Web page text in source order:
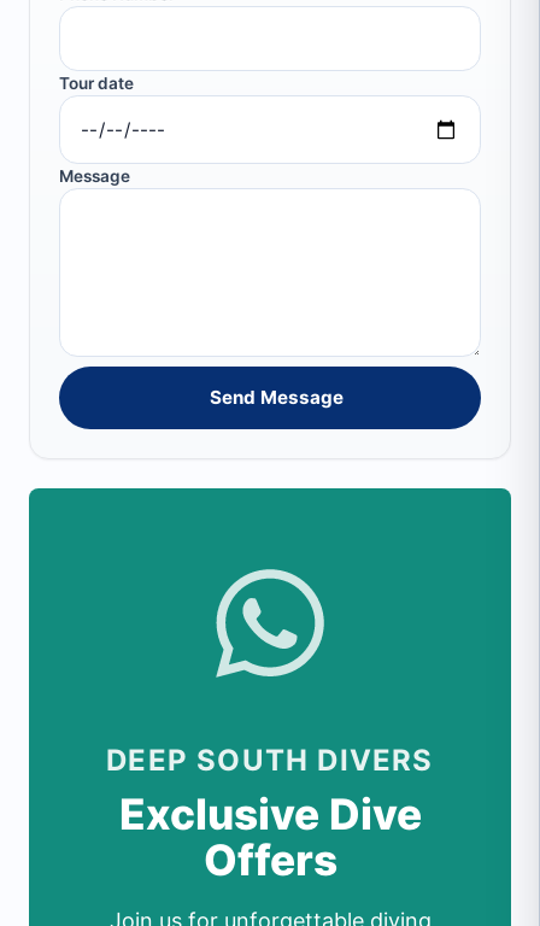
Tour date
Message
Send Message
DEEP SOUTH DIVERS
Exclusive Dive
Offers
Join us for unforgettable diving